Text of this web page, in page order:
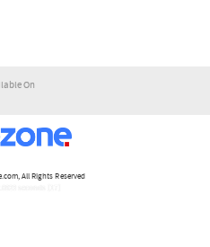
On
, All Rights Reserved